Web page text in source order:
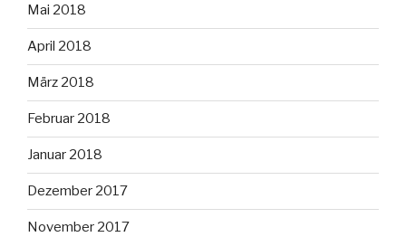
Mai 2018
April 2018
März 2018
Februar 2018
Januar 2018
Dezember 2017
November 2017